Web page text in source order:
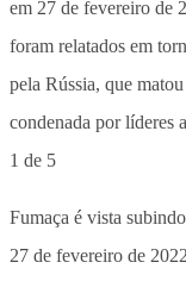
1 de 5
Fumaça é vista
27 de fevereiro de